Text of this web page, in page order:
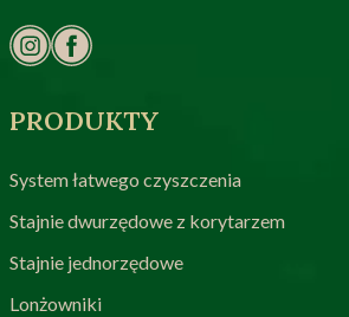
PRODUKTY
System łatwego czyszczenia
Stajnie dwurzędowe z korytarzem
Stajnie jednorzędowe
Lonżowniki